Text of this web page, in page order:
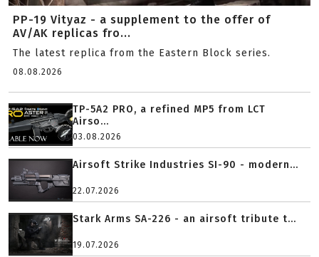
PP-19 Vityaz - a supplement to the offer of
AV/AK replicas fro...
The latest replica from the Eastern Block series.
08.08.2026
TP-5A2 PRO, a refined MP5 from LCT
Airso...
03.08.2026
Airsoft Strike Industries SI-90 - modern...
22.07.2026
Stark Arms SA-226 - an airsoft tribute t...
19.07.2026